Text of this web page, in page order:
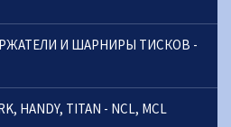
И ШАРНИРЫ ТИСКОВ -
HANDY, TITAN - NCL, MCL